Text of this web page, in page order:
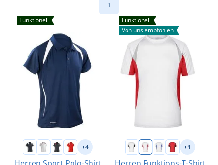
1
Funktionell
+4
Funktionell
Von uns empfohlen
+1